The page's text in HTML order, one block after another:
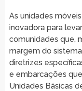
As unidades
inovadora para
comunidades que,
margem do
diretrizes
e embarcações
Unidades Básicas